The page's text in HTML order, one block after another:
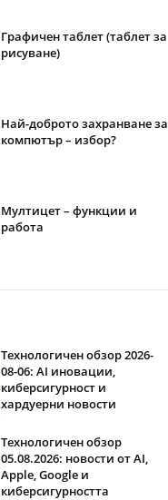
Графичен таблет (таблет за
рисуване)
Най-доброто захранване за
компютър – избор?
Мултицет – функции и
работа
Технологичен обзор 2026-
08-06: AI иновации,
киберсигурност и
хардуерни новости
Технологичен обзор
05.08.2026: новости от AI,
Apple, Google и
киберсигурността